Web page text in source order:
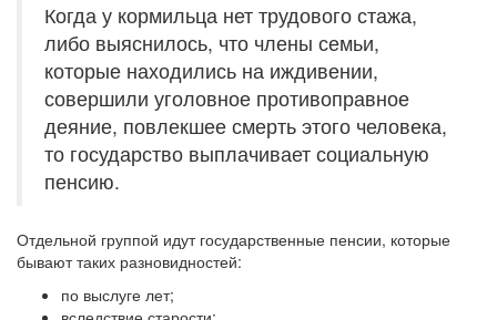
Когда у кормильца нет трудового стажа,
либо выяснилось, что члены семьи,
которые находились на иждивении,
совершили уголовное противоправное
деяние, повлекшее смерть этого человека,
то государство выплачивает социальную
пенсию.
Отдельной группой идут государственные пенсии, которые
бывают таких разновидностей:
по выслуге лет;